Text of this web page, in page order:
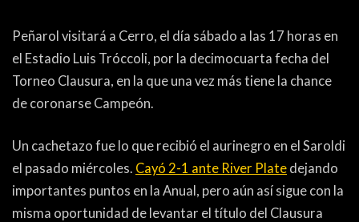
PARTIDOS
CONTENIDOS
COLUMNAS
ELECCIONES
ENTREVISTAS
FÚTBOL PLAYA
HISTORIA
FORO
Peñarol visitará a Cerro, el día sábado a las 17 horas en
el Estadio Luis Tróccoli, por la decimocuarta fecha del
Torneo Clausura, en la que una vez más tiene la chance
de coronarse Campeón.
Un cachetazo fue lo que recibió el aurinegro en el Saroldi
el pasado miércoles. Cayó 2-1 ante River Plate dejando
importantes puntos en la Anual, pero aún así sigue con la
misma oportunidad de levantar el título del Clausura